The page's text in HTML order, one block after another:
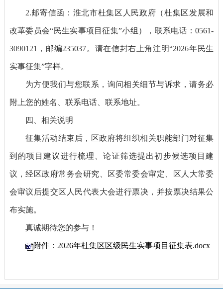
2.邮寄信函：淮北市杜集区人民政府（杜集区发展和
改革委员会“民生实事项目征集”小组），联系电话：0561-
3090121，邮编235037。请在信封右上角注明“2026年民生
实事征集”字样。
为方便我们与您联系，询问相关细节与诉求，请务必
附上您的姓名、联系电话、联系地址。
四、相关说明
征集活动结束后，区政府将组织相关职能部门对征集
到的项目建议进行梳理、论证筛选提出初步候选项目建
议，经区政府常务会研究、区委常委会审定、区人大常委
会审议后提交区人民代表大会进行票决，并按票决结果公
布实施。
真诚期待您的参与！
附件：2026年杜集区区级民生实事项目征集表.docx